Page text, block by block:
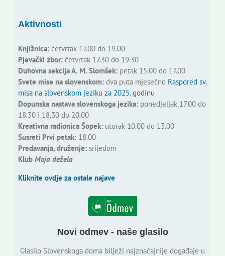
Aktivnosti
Knjižnica:četvrtak 17.00 do 19.00
Pjevački zbor:četvrtak 17.30 do 19.30
Duhovna sekcija A. M. Slomšek:petak 15.00 do 17.00
Svete mise na slovenskom:dva puta mjesečno Raspored sv.
misa na slovenskom jeziku za 2025. godinu
Dopunska nastava slovenskoga jezika:ponedjeljak 17.00 do
18.30 i 18.30 do 20.00
Kreativna radionica Šopek:utorak 10.00 do 13.00
Susreti Prvi petak:18.00
Predavanja, druženje:srijedom
Klub Moja dežela
Kliknite ovdje za ostale najave
Novi odmev - naše glasilo
Glasilo Slovenskoga doma bilježi najznačajnije događaje u